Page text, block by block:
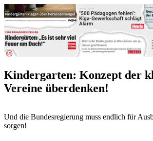
Kindergarten: Konzept der
Vereine überdenken!
Und die Bundesregierung muss endlich für
sorgen!